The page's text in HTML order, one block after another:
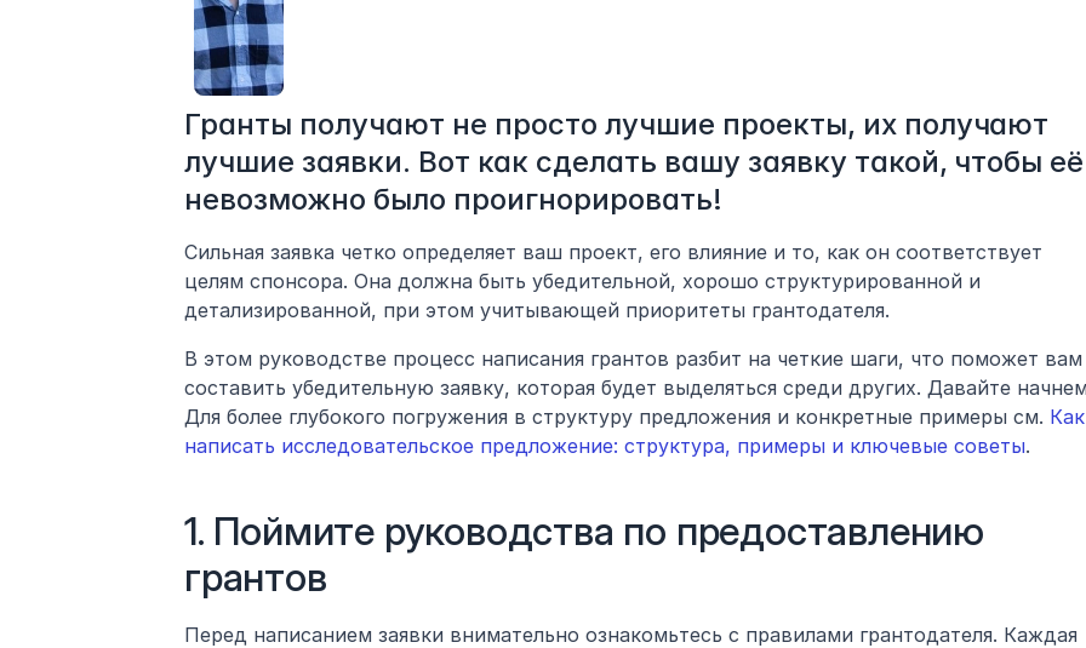
Гранты получают не просто лучшие проекты, их получают
лучшие заявки. Вот как сделать вашу заявку такой, чтобы её
невозможно было проигнорировать!
Сильная заявка четко определяет ваш проект, его влияние и то, как он соответствует
целям спонсора. Она должна быть убедительной, хорошо структурированной и
детализированной, при этом учитывающей приоритеты грантодателя.
В этом руководстве процесс написания грантов разбит на четкие шаги, что поможет вам
составить убедительную заявку, которая будет выделяться среди других. Давайте
Для более глубокого погружения в структуру предложения и конкретные примеры см. Как
написать исследовательское предложение: структура, примеры и ключевые советы.
1. Поймите руководства по предоставлению
грантов
Перед написанием заявки внимательно ознакомьтесь с правилами грантодателя. Каждая